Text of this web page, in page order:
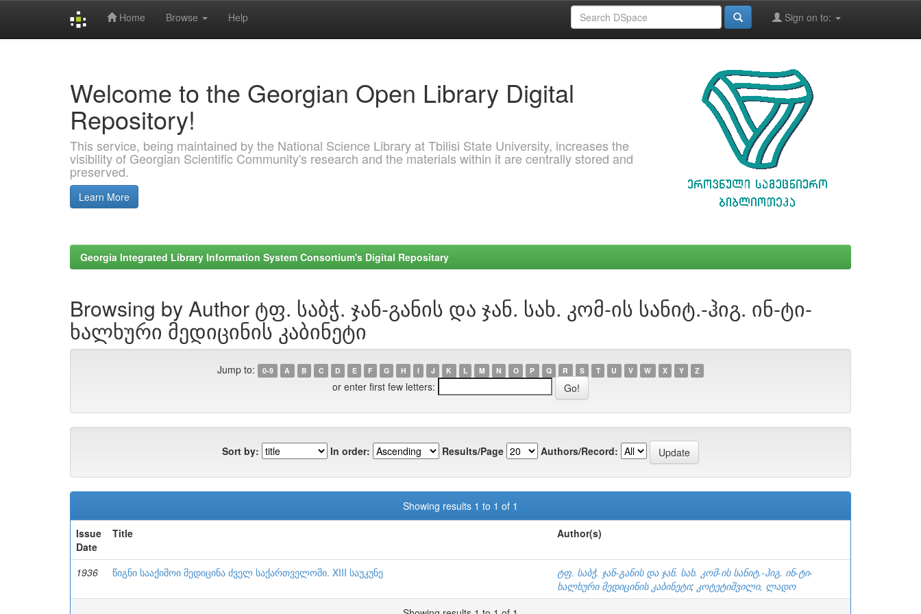
Home Browse Help Sign on to:
Welcome to the Georgian Open Library Digital
Repository!
This service, being maintained by the National Science Library at Tbilisi State University, increases the
visibility of Georgian Scientific Community's research and the materials within it are centrally stored and
preserved.
Learn More
Georgia Integrated Library Information System Consortium's Digital Repositary
Browsing by Author ტფ. საბჭ. ჯან-განის და ჯან. სახ. კომ-ის სანიტ.-ჰიგ. ინ-ტი-
ხალხური მედიცინის კაბინეტი
Jump to: 0-9 A B C D E F G H I J K L M N O P Q R S T U V W X Y Z
or enter first few letters:
Sort by: In order: Results/Page Authors/Record:
Showing results 1 to 1 of 1
Issue
Date
Title Author(s)
1936 წიგნი სააქიმოი მედიცინა ძველ საქართველოში. XIII საუკუნე
ტფ. საბჭ. ჯან-განის და ჯან. სახ. კომ-ის სანიტ.-ჰიგ. ინ-ტი-
ხალხური მედიცინის კაბინეტი; კოტეტიშვილი, ლადო